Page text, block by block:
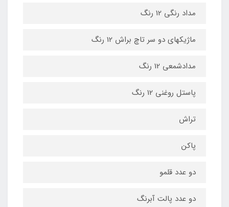
مداد رنگی 12 رنگ
ماژیکهای دو سر تاچ براش 12 رنگ
مدادشمعی 12 رنگ
پاستل روغنی 12 رنگ
تراش
پاکن
دو عدد قلم‏و
دو عدد پالت آبرنگ